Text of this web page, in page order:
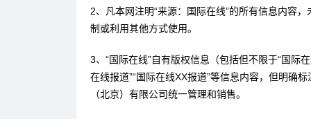
2、凡本网注明“来源：国际在线”的所有信息内容
制或利用其他方式使用。
3、“国际在线”自有版权信息（包括但不限于“国际
在线报道”“国际在线XX报道”等信息内容，但明确
（北京）有限公司统一管理和销售。